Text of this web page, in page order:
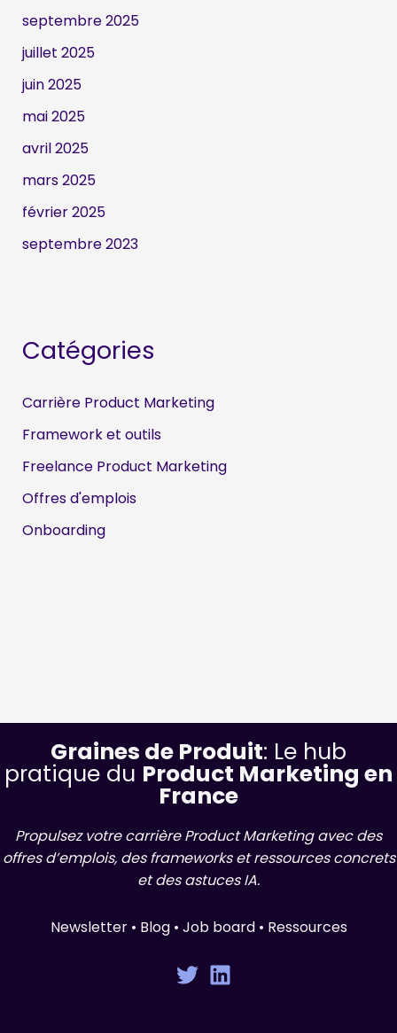
septembre 2025
juillet 2025
juin 2025
mai 2025
avril 2025
mars 2025
février 2025
septembre 2023
Catégories
Carrière Product Marketing
Framework et outils
Freelance Product Marketing
Offres d'emplois
Onboarding
Graines de Produit: Le hub
pratique du Product Marketing en
France
Propulsez votre carrière Product Marketing avec des
offres d’emplois, des frameworks et ressources concrets
et des astuces IA.
Newsletter • Blog • Job board • Ressources